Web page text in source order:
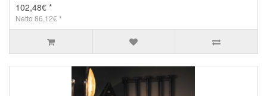
102,48€ *
Netto 86,12€ *